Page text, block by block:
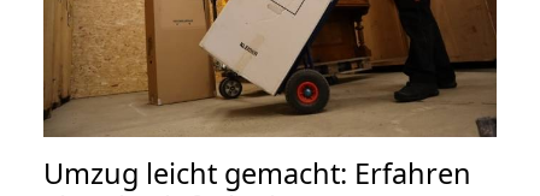
Umzug leicht gemacht: Erfahren